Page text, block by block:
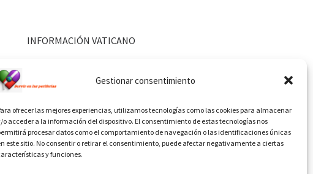
Gestionar consentimiento
ofrecer las mejores experiencias, utilizamos tecnologías como las cookies para almacenar
o acceder a la información del dispositivo. El consentimiento de estas tecnologías nos
procesar datos como el comportamiento de navegación o las identificaciones únicas
este sitio. No consentir o retirar el consentimiento, puede afectar negativamente a ciertas
y funciones.
INFORMACIÓN VATICANO